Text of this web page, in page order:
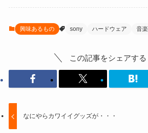
興味あるもの sony ハードウェア 音楽
この記事をシェアする
なにやらカワイイグッズが・・・